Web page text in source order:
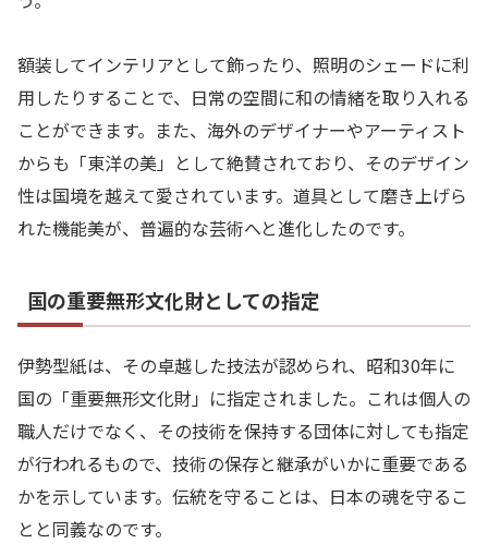
額装してインテリアとして飾ったり、照明のシェードに利
用したりすることで、日常の空間に和の情緒を取り入れる
ことができます。また、海外のデザイナーやアーティスト
からも「東洋の美」として絶賛されており、そのデザイン
性は国境を越えて愛されています。道具として磨き上げら
れた機能美が、普遍的な芸術へと進化したのです。
国の重要無形文化財としての指定
伊勢型紙は、その卓越した技法が認められ、昭和30年に
国の「重要無形文化財」に指定されました。これは個人の
職人だけでなく、その技術を保持する団体に対しても指定
が行われるもので、技術の保存と継承がいかに重要である
かを示しています。伝統を守ることは、日本の魂を守るこ
とと同義なのです。